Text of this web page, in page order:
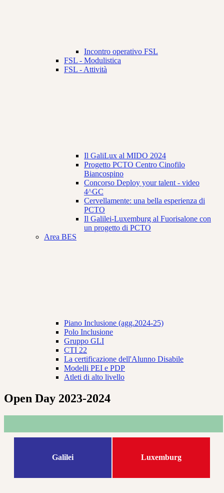
Incontro operativo FSL
FSL - Modulistica
FSL - Attività
Il GaliLux al MIDO 2024
Progetto PCTO Centro Cinofilo
Biancospino
Concorso Deploy your talent - video
4^GC
Cervellamente: una bella esperienza di
PCTO
Il Galilei-Luxemburg al Fuorisalone con
un progetto di PCTO
Area BES
Piano Inclusione (agg.2024-25)
Polo Inclusione
Gruppo GLI
CTI 22
La certificazione dell'Alunno Disabile
Modelli PEI e PDP
Atleti di alto livello
Open Day 2023-2024
Galilei Luxemburg